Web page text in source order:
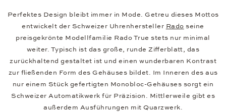
Perfektes Design bleibt immer in Mode. Getreu dieses Mottos
entwickelt der Schweizer Uhrenhersteller Rado seine
preisgekrönte Modellfamilie Rado True stets nur minimal
weiter. Typisch ist das große, runde Zifferblatt, das
zurückhaltend gestaltet ist und einen wunderbaren Kontrast
zur fließenden Form des Gehäuses bildet. Im Inneren des aus
nur einem Stück gefertigten Monobloc-Gehäuses sorgt ein
Schweizer Automatikwerk für Präzision. Mittlerweile gibt es
außerdem Ausführungen mit Quarzwerk.